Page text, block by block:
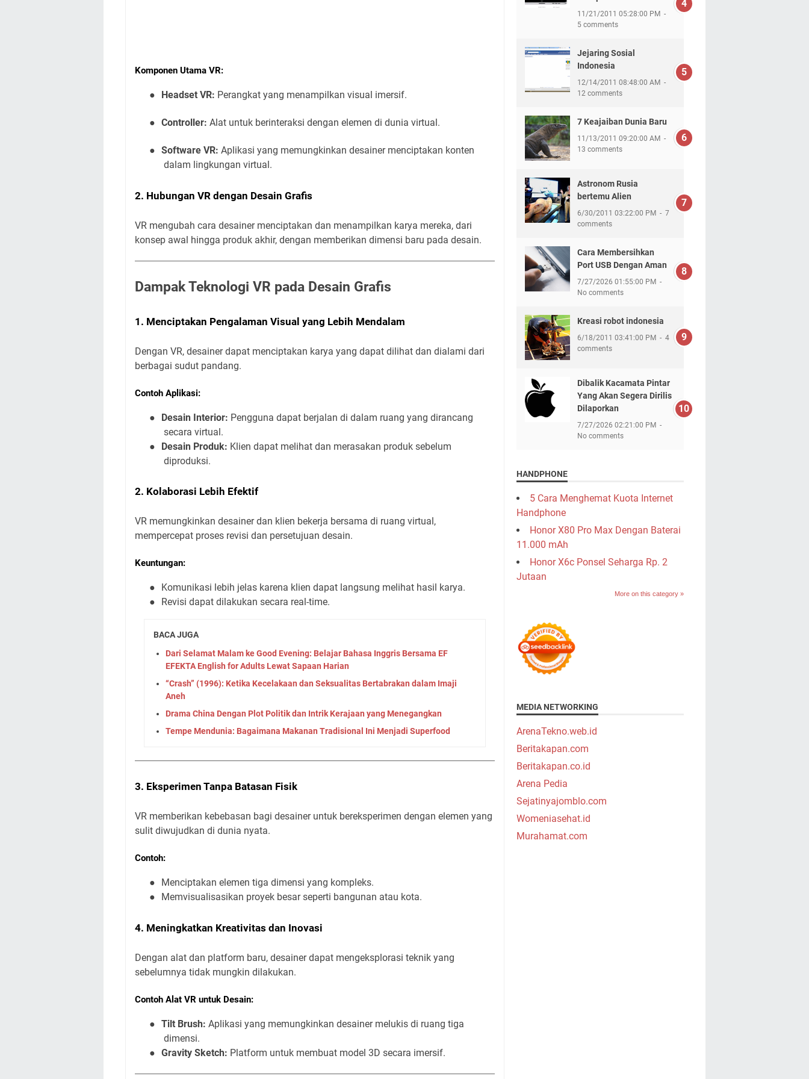
Komponen Utama VR:
● Headset VR: Perangkat yang menampilkan visual imersif.
● Controller: Alat untuk berinteraksi dengan elemen di dunia virtual.
● Software VR: Aplikasi yang memungkinkan desainer menciptakan konten
dalam lingkungan virtual.
2. Hubungan VR dengan Desain Grafis
VR mengubah cara desainer menciptakan dan menampilkan karya mereka, dari
konsep awal hingga produk akhir, dengan memberikan dimensi baru pada desain.
Dampak Teknologi VR pada Desain Grafis
1. Menciptakan Pengalaman Visual yang Lebih Mendalam
Dengan VR, desainer dapat menciptakan karya yang dapat dilihat dan dialami dari
berbagai sudut pandang.
Contoh Aplikasi:
● Desain Interior: Pengguna dapat berjalan di dalam ruang yang dirancang
secara virtual.
●
Desain Produk: Klien dapat melihat dan merasakan produk sebelum
diproduksi.
2. Kolaborasi Lebih Efektif
VR memungkinkan desainer dan klien bekerja bersama di ruang virtual,
mempercepat proses revisi dan persetujuan desain.
Keuntungan:
●
Komunikasi lebih jelas karena klien dapat langsung melihat hasil karya.
●
Revisi dapat dilakukan secara real-time.
BACA JUGA
Dari Selamat Malam ke Good Evening: Belajar Bahasa Inggris Bersama EF
EFEKTA English for Adults Lewat Sapaan Harian
“Crash” (1996): Ketika Kecelakaan dan Seksualitas Bertabrakan dalam Imaji
Aneh
Drama China Dengan Plot Politik dan Intrik Kerajaan yang Menegangkan
Tempe Mendunia: Bagaimana Makanan Tradisional Ini Menjadi Superfood
3. Eksperimen Tanpa Batasan Fisik
VR memberikan kebebasan bagi desainer untuk bereksperimen dengan elemen yang
sulit diwujudkan di dunia nyata.
Contoh:
●
Menciptakan elemen tiga dimensi yang kompleks.
●
Memvisualisasikan proyek besar seperti bangunan atau kota.
4. Meningkatkan Kreativitas dan Inovasi
Dengan alat dan platform baru, desainer dapat mengeksplorasi teknik yang
sebelumnya tidak mungkin dilakukan.
Contoh Alat VR untuk Desain:
● Tilt Brush: Aplikasi yang memungkinkan desainer melukis di ruang tiga
dimensi.
● Gravity Sketch: Platform untuk membuat model 3D secara imersif.
11/21/2011 05:28:00 PM
5 comments
Jejaring Sosial
Indonesia
12/14/2011 08:48:00 AM
12 comments
7 Keajaiban Dunia Baru
11/13/2011 09:20:00 AM
13 comments
Astronom Rusia
bertemu Alien
6/30/2011 03:22:00 PM
7
comments
Cara Membersihkan
Port USB Dengan Aman
7/27/2026 01:55:00 PM
No comments
Kreasi robot indonesia
6/18/2011 03:41:00 PM
4
comments
Dibalik Kacamata Pintar
Yang Akan Segera Dirilis
Dilaporkan
7/27/2026 02:21:00 PM
No comments
HANDPHONE
5 Cara Menghemat Kuota Internet
Handphone
Honor X80 Pro Max Dengan Baterai
11.000 mAh
Honor X6c Ponsel Seharga Rp. 2
Jutaan
More on this category »
MEDIA NETWORKING
ArenaTekno.web.id
Beritakapan.com
Beritakapan.co.id
Arena Pedia
Sejatinyajomblo.com
Womeniasehat.id
Murahamat.com